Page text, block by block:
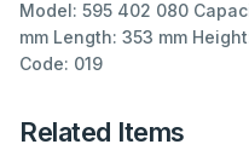
Model: 595 402 080
mm Length: 353 mm
Code: 019
Related Items